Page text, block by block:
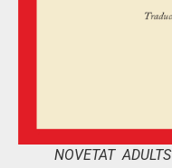
NOVETAT ADULTS